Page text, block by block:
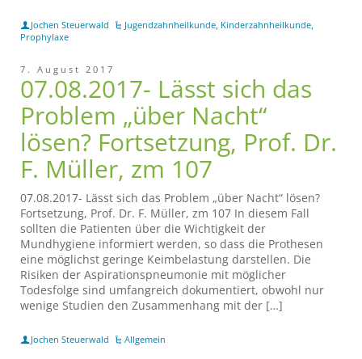
Jochen Steuerwald Jugendzahnheilkunde, Kinderzahnheilkunde,
Prophylaxe
7. August 2017
07.08.2017- Lässt sich das
Problem „über Nacht“
lösen? Fortsetzung, Prof. Dr.
F. Müller, zm 107
07.08.2017- Lässt sich das Problem „über Nacht“ lösen?
Fortsetzung, Prof. Dr. F. Müller, zm 107 In diesem Fall
sollten die Patienten über die Wichtigkeit der
Mundhygiene informiert werden, so dass die Prothesen
eine möglichst geringe Keimbelastung darstellen. Die
Risiken der Aspirationspneumonie mit möglicher
Todesfolge sind umfangreich dokumentiert, obwohl nur
wenige Studien den Zusammenhang mit der […]
Jochen Steuerwald Allgemein